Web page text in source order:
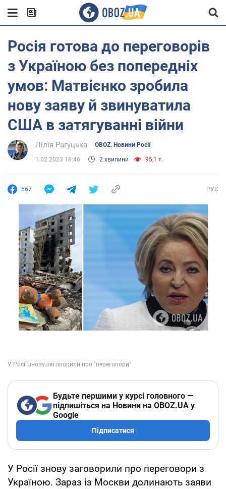
Росія готова до переговорів
з Україною без попередніх
умов: Матвієнко зробила
нову заяву й звинуватила
США в затягуванні війни
Лілія Рагуцька OBOZ. Новини Росії
1.02.2023 18:46 2 хвилини 95,1 т.
567 РУС
Будьте першими у курсі головного —
підпишіться на Новини на OBOZ.UA у
Google
Підписатися
У Росії знову заговорили про переговори з
Україною. Зараз із Москви долинають заяви